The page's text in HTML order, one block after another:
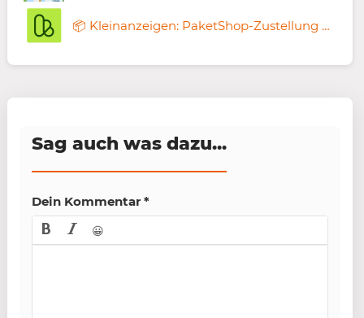
📦 Kleinanzeigen: PaketShop-Zustellung mit Hermes schon ab 0,49€
Sag auch was dazu...
Dein Kommentar *
😀